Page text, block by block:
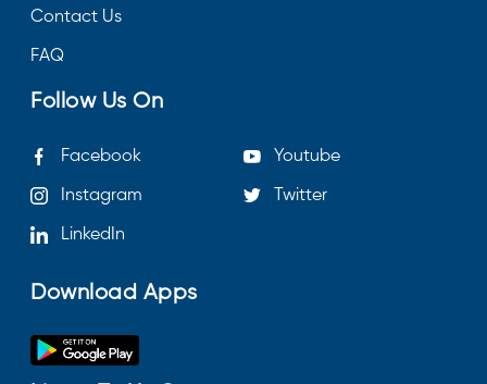
Contact Us
FAQ
Follow Us On
Facebook Youtube
Instagram Twitter
LinkedIn
Download Apps